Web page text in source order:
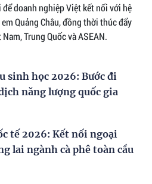
doanh nghiệp Việt kết nối với hệ
Quảng Châu, đồng thời thúc đẩy
Trung Quốc và ASEAN.
sinh học 2026: Bước đi
năng lượng quốc gia
tế 2026: Kết nối ngoại
lai ngành cà phê toàn cầu